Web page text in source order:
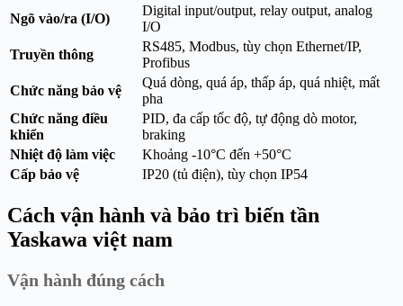
Ngõ vào/ra (I/O)
Digital input/output, relay output, analog
I/O
Truyền thông
RS485, Modbus, tùy chọn Ethernet/IP,
Profibus
Chức năng bảo vệ
Quá dòng, quá áp, thấp áp, quá nhiệt, mất
pha
Chức năng điều
khiển
PID, đa cấp tốc độ, tự động dò motor,
braking
Nhiệt độ làm việc
Khoảng -10°C đến +50°C
Cấp bảo vệ
IP20 (tủ điện), tùy chọn IP54
Cách vận hành và bảo trì biến tần
Yaskawa việt nam
Vận hành đúng cách